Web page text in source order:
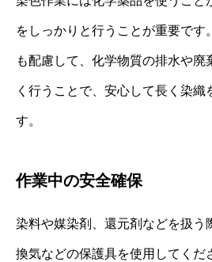
をしっかりと行うことが重要です
も配慮して、化学物質の排水や廃
く行うことで、安心して長く染織
す。
作業中の安全確保
染料や媒染剤、還元剤などを扱う
換気などの保護具を使用してくだ